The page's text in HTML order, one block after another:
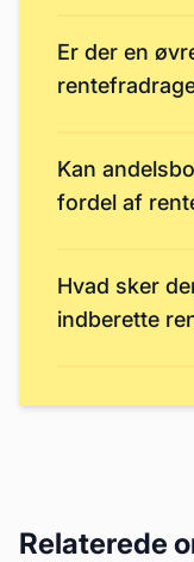
Er der en
Kan
fordel af
Hvad sker
indberette
Relaterede